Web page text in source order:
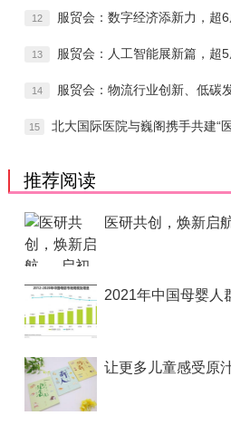
12 服贸会：数字经济添新力，超
13 服贸会：人工智能展新篇，超
14 服贸会：物流行业创新、低碳
15 北大国际医院与巍阁携手共建“
推荐阅读
医研共创，焕新启
2021年中国母婴人
让更多儿童感受原